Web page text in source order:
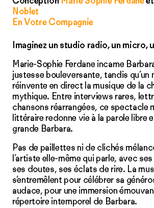
Noblet
En Votre Compagnie
Imaginez un studio radio, un micro,
Marie-Sophie Ferdane incarne
justesse bouleversante, tandis qu’un
réinvente en direct la musique de la
mythique. Entre interviews rares,
chansons réarrangées, ce spectacle
littéraire redonne vie à la parole libre
grande Barbara.
Pas de paillettes ni de clichés
l’artiste elle-même qui parle, avec
ses doutes, ses éclats de rire. La
s’entremêlent pour célébrer sa
audace, pour une immersion
répertoire intemporel de Barbara.